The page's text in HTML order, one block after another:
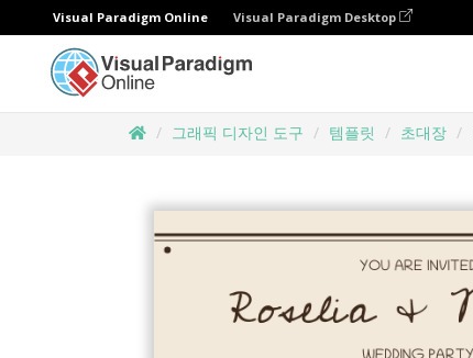
Visual Paradigm Online Visual Paradigm Desktop
그래픽 디자인 도구 템플릿 초대장